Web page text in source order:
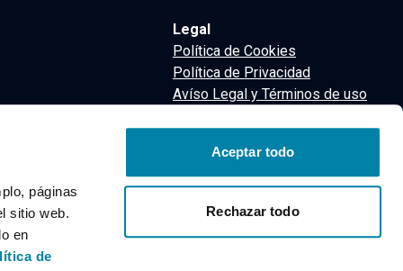
páginas
sitio web.
en
de
Aceptar todo
Rechazar todo
Legal
Política de Cookies
Política de Privacidad
Avíso Legal y Términos de uso